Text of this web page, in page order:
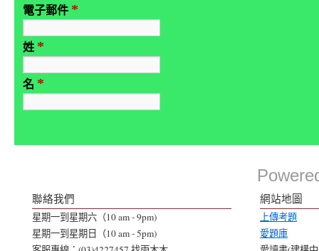
電子郵件 *
姓 *
名 *
聯絡我們
星期一到星期六（10 am - 9pm)
星期一到星期日（10 am - 5pm)
網站地圖
上傳考題
愛題庫